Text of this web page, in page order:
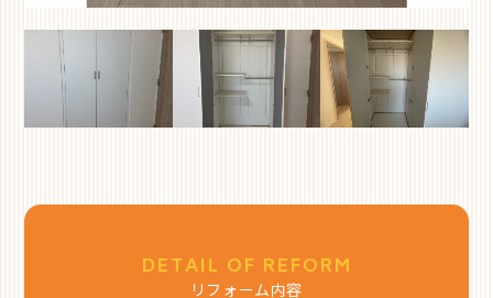
DETAIL OF REFORM
リフォーム内容